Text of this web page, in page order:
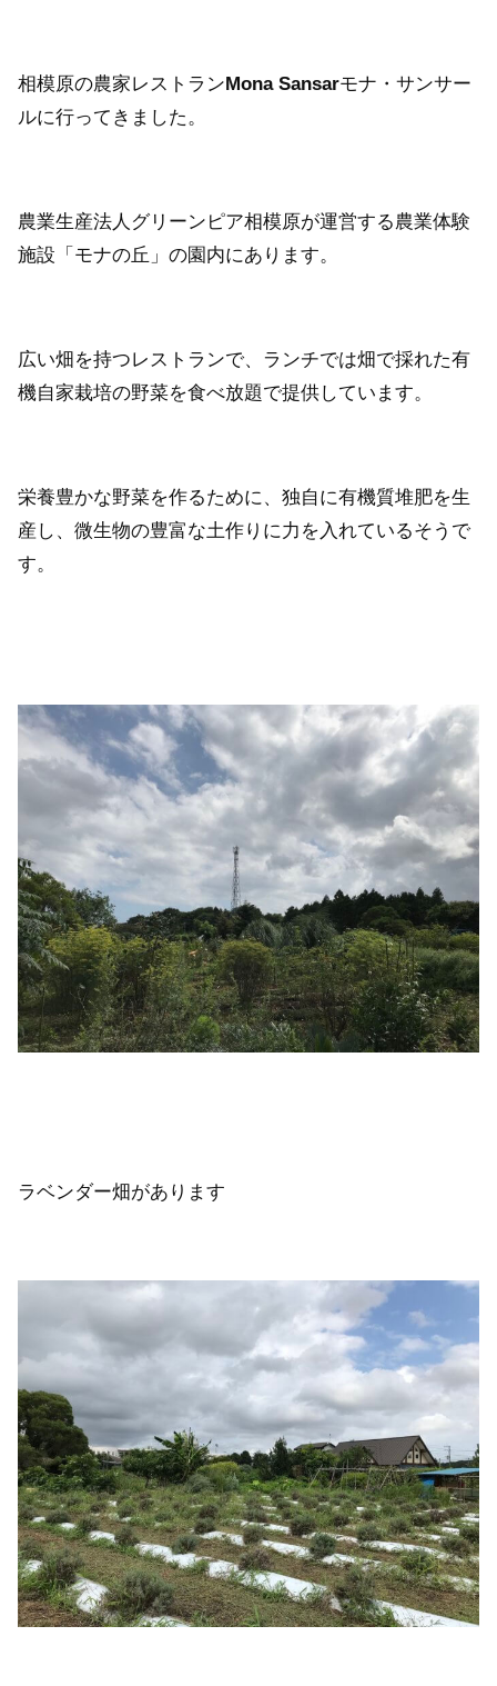
相模原の農家レストラン Mona Sansarモナ・サンサー
ルに行ってきました。
農業生産法人グリーンピア相模原が運営する農業体験
施設「モナの丘」の園内にあります。
広い畑を持つレストランで、ランチでは畑で採れた有
機自家栽培の野菜を食べ放題で提供しています。
栄養豊かな野菜を作るために、独自に有機質堆肥を生
産し、微生物の豊富な土作りに力を入れているそうで
す。
ラベンダー畑があります